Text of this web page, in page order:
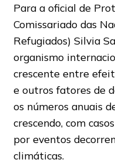
Para a oficial de
Comissariado das
Refugiados) Silvia
organismo
crescente entre
e outros fatores de
os números anuais
crescendo, com
por eventos
climáticas.